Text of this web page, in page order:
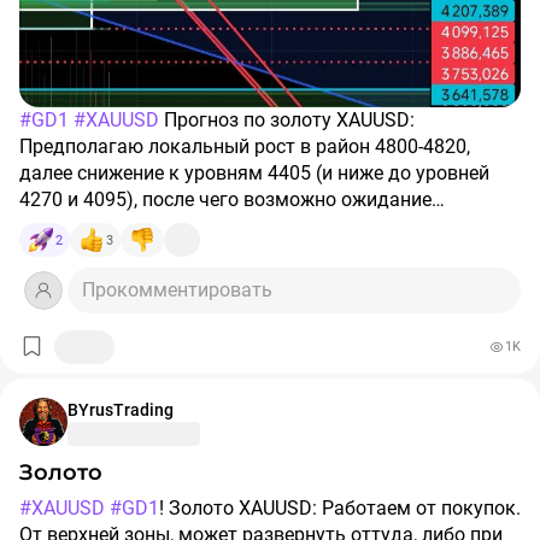
#GD1 #XAUUSD
Предполагаю локальный рост в район 4800-4820,
далее снижение к уровням 4405 (и ниже до уровней
4270 и 4095), после чего возможно ожидание
возобновления роста
2 3
Прокомментировать
1K
BYrusTrading
Золото
#XAUUSD #GD1 ! Золото XAUUSD: Работаем от покупок.
От верхней зоны, может развернуть оттуда, либо при